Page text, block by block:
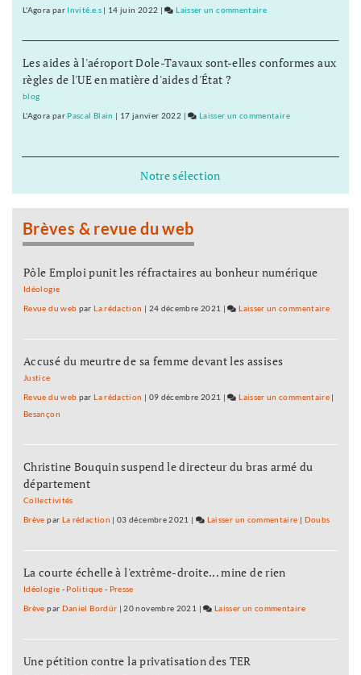
bras
fer
L'Agora par Invité.e.s| 14 juin 2022 | Laisser un commentaire
IUT
prêts
de
Les aides à l'aéroport Dole-Tavaux sont-elles conformes aux
règles de l'UE en matière d'aides d'État ?
blog
L'Agora par Pascal Blain | 17 janvier 2022 | Laisser un commentaireon
Notre sélection
Brèves & revue du web
Pôle Emploi punit les réfractaires au bonheur numérique
Idéologie
Revue du web parLa rédaction | 24 décembre 2021 | Laisser un commentaire
IUT
bras
Accusé du meurtre de sa femme devant les assises
Justice
Revue du web parLa rédaction | 09 décembre 2021 | Laisser un commentaire on
prêts
|
Besançon
Christine Bouquin suspend le directeur du bras armé du
département
Collectivités
Brève par La rédaction |03 décembre 2021 | Laisser un commentaire on
IUT
fer
| Doubs
La courte échelle à l'extrême-droite... mine de rien
Idéologie - Politique - Presse
Brève par Daniel Bordür |20 novembre 2021 | Laisser un commentaireon
IUT
Une pétition contre la privatisation des TER